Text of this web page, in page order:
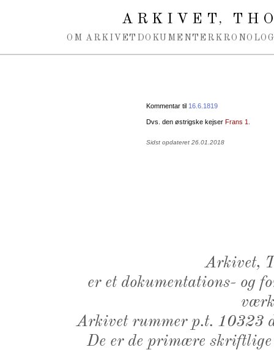
ARKIVET,
OM ARKIVET DOKUMENTER
Kommentar til 16.6.1819
Dvs. den østrigske kejser Frans 1.
Sidst opdateret 26.01.2018
Arkivet,
er et dokumentations- og
Arkivet rummer p.t. 10323
De er de primære